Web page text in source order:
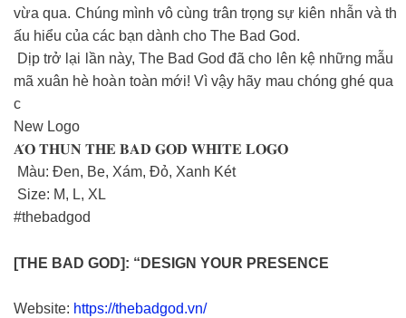
vừa qua. Chúng mình vô cùng trân trọng sự kiên nhẫn và th
ấu hiểu của các bạn dành cho The Bad God.
Dịp trở lại lần này, The Bad God đã cho lên kệ những mẫu
mã xuân hè hoàn toàn mới! Vì vậy hãy mau chóng ghé qua
c
New Logo
𝐀́𝐎 𝐓𝐇𝐔𝐍 𝐓𝐇𝐄 𝐁𝐀𝐃 𝐆𝐎𝐃 𝐖𝐇𝐈𝐓𝐄 𝐋𝐎𝐆𝐎
Màu: Đen, Be, Xám, Đỏ, Xanh Két
Size: M, L, XL
#thebadgod
[THE BAD GOD]: “DESIGN YOUR PRESENCE
Website: https://thebadgod.vn/